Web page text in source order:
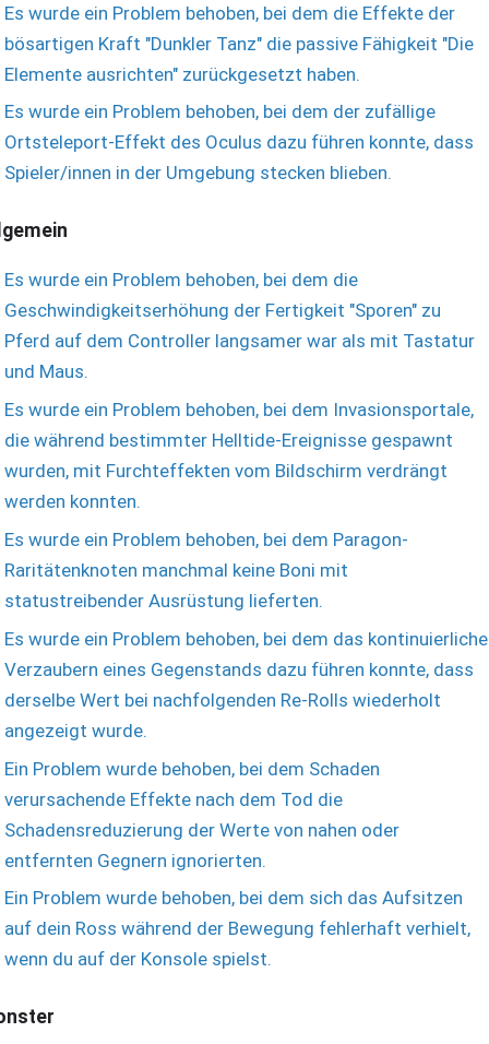
Es wurde ein Problem behoben, bei dem die Effekte der
bösartigen Kraft "Dunkler Tanz" die passive Fähigkeit "Die
Elemente ausrichten" zurückgesetzt haben.
Es wurde ein Problem behoben, bei dem der zufällige
Ortsteleport-Effekt des Oculus dazu führen konnte, dass
Spieler/innen in der Umgebung stecken blieben.
Es wurde ein Problem behoben, bei dem die
Geschwindigkeitserhöhung der Fertigkeit "Sporen" zu
Pferd auf dem Controller langsamer war als mit Tastatur
und Maus.
Es wurde ein Problem behoben, bei dem Invasionsportale,
die während bestimmter Helltide-Ereignisse gespawnt
wurden, mit Furchteffekten vom Bildschirm verdrängt
werden konnten.
Es wurde ein Problem behoben, bei dem Paragon-
Raritätenknoten manchmal keine Boni mit
statustreibender Ausrüstung lieferten.
Es wurde ein Problem behoben, bei dem das kontinuierliche
Verzaubern eines Gegenstands dazu führen konnte, dass
derselbe Wert bei nachfolgenden Re-Rolls wiederholt
angezeigt wurde.
Ein Problem wurde behoben, bei dem Schaden
verursachende Effekte nach dem Tod die
Schadensreduzierung der Werte von nahen oder
entfernten Gegnern ignorierten.
Ein Problem wurde behoben, bei dem sich das Aufsitzen
auf dein Ross während der Bewegung fehlerhaft verhielt,
wenn du auf der Konsole spielst.